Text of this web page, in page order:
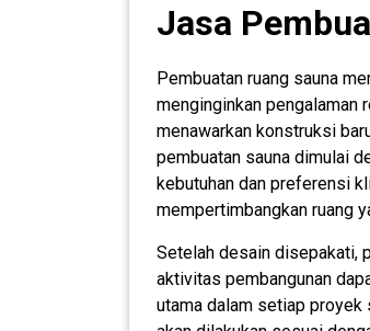
Jasa
Pembuatan ruang sauna
menginginkan pengalaman
menawarkan konstruksi
pembuatan sauna dimulai
kebutuhan dan preferensi
mempertimbangkan ruang
Setelah desain disepakati,
aktivitas pembangunan
utama dalam setiap proyek